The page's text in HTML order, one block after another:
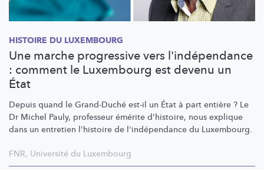
HISTOIRE DU LUXEMBOURG
Une marche progressive vers l'indépendance
: comment le Luxembourg est devenu un
État
Depuis quand le Grand-Duché est-il un État à part entière ? Le
Dr Michel Pauly, professeur émérite d'histoire, nous explique
dans un entretien l'histoire de l'indépendance du Luxembourg.
FNR, Université du Luxembourg